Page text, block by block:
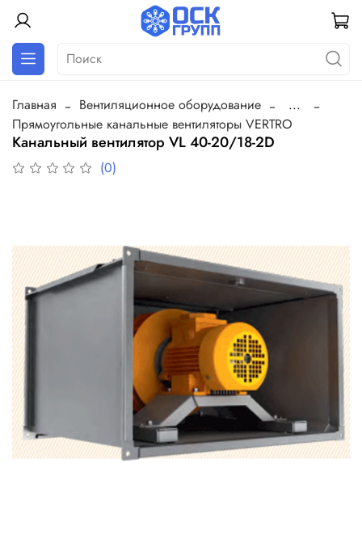
Главная Вентиляционное оборудование
...
Прямоугольные канальные вентиляторы VERTRO
Канальный вентилятор VL 40-20/18-2D
(0)